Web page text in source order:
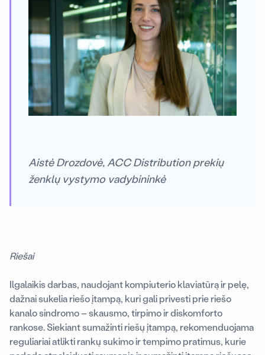
Aistė Drozdovė, ACC Distribution prekių
ženklų vystymo vadybininkė
Riešai
Ilgalaikis darbas, naudojant kompiuterio klaviatūrą ir pelę,
dažnai sukelia riešo įtampą, kuri gali privesti prie riešo
kanalo sindromo – skausmo, tirpimo ir diskomforto
rankose. Siekiant sumažinti riešų įtampą, rekomenduojama
reguliariai atlikti rankų sukimo ir tempimo pratimus, kurie